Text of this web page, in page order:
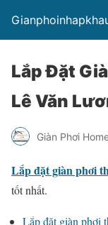
Lắp Đặt
Lê Văn
Giàn Phơi
Lắp đặt giàn phơi
tốt nhất.
Lắp đặt giàn phơi